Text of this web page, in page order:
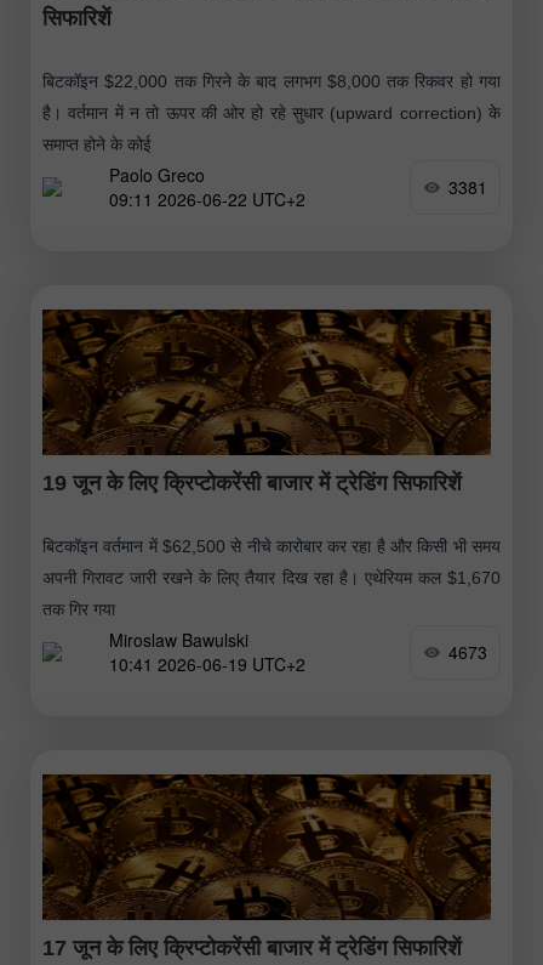
सिफारिशें
बिटकॉइन $22,000 तक गिरने के बाद लगभग $8,000 तक रिकवर हो गया
है। वर्तमान में न तो ऊपर की ओर हो रहे सुधार (upward correction) के
समाप्त होने के कोई
Paolo Greco
09:11 2026-06-22 UTC+2
3381
19 जून के लिए क्रिप्टोकरेंसी बाजार में ट्रेडिंग सिफारिशें
बिटकॉइन वर्तमान में $62,500 से नीचे कारोबार कर रहा है और किसी भी समय
अपनी गिरावट जारी रखने के लिए तैयार दिख रहा है। एथेरियम कल $1,670
तक गिर गया
Miroslaw Bawulski
10:41 2026-06-19 UTC+2
4673
17 जून के लिए क्रिप्टोकरेंसी बाजार में ट्रेडिंग सिफारिशें